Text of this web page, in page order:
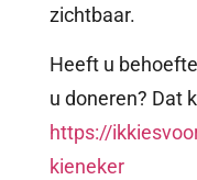
zichtbaar.
Heeft u
u doneren? Dat
https://
kieneker